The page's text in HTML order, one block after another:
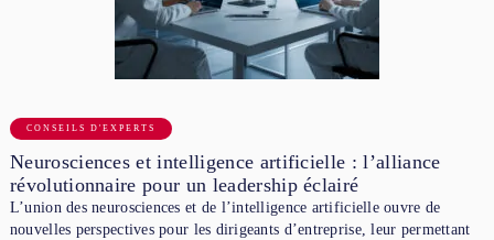
CONSEILS D'EXPERTS
Neurosciences et intelligence artificielle : l’alliance
révolutionnaire pour un leadership éclairé
L’union des neurosciences et de l’intelligence artificielle ouvre de
nouvelles perspectives pour les dirigeants d’entreprise, leur permettant